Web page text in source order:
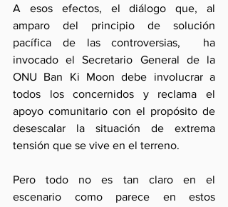
A esos efectos, el diálogo que, al
amparo del principio de solución
pacífica de las controversias,  ha
invocado el Secretario General de la
ONU Ban Ki Moon debe involucrar a
todos los concernidos y reclama el
apoyo comunitario con el propósito de
desescalar la situación de extrema
tensión que se vive en el terreno.
Pero todo no es tan claro en el
escenario como parece en estos